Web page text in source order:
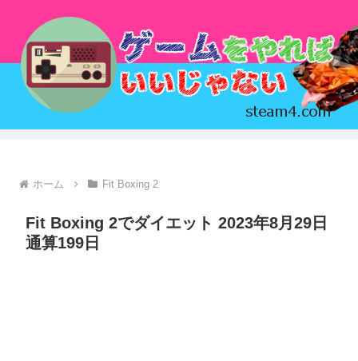
ホーム Fit Boxing 2
Fit Boxing 2でダイエット 2023年8月29日
通算199日